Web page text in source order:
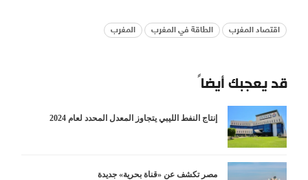
اقتصاد المغرب الطاقة في المغرب المغرب
قد يعجبك أيضاً
إنتاج النفط الليبي يتجاوز المعدل المحدد لعام 2024
مصر تكشف عن «قناة بحرية» جديدة